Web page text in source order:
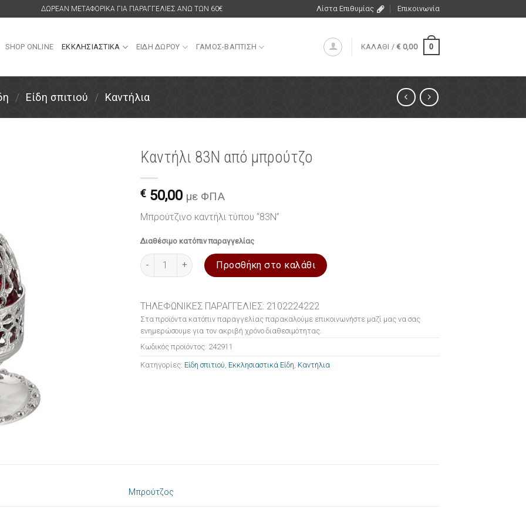
ΔΩΡΕΑΝ ΜΕΤΑΦΟΡΙΚΑ ΓΙΑ ΠΑΡΑΓΓΕΛΙΕΣ ΑΝΩ ΤΩΝ 60€ Λίστα Επιθυμίας Επικοινωνία
SHOP ONLINE ΕΚΚΛΗΣΙΑΣΤΙΚΑ ΕΙΔΗ ΔΩΡΟΥ ΓΑΜΟΣ-ΒΑΠΤΙΣΗ ΚΑΛΑΘΙ /€ 0,00 0
/ Είδη σπιτιού / Καντήλια
Καντήλι 83N από μπρούτζο
€ 50,00 με ΦΠΑ
Μπρούτζινο καντήλι τύπου “83N”
Διαθέσιμο κατόπιν παραγγελίας
Καντήλι 83N από μπρούτζο ποσότητα
Προσθήκη στο καλάθι
ΤΗΛΕΦΩΝΙΚΕΣ ΠΑΡΑΓΓΕΛΙΕΣ: 2102224222
Στα προϊόντα κατόπιν παραγγελίας παρακαλούμε επικοινωνήστε μαζί μας να σας
ενημερώσουμε για τον ακριβή χρόνο διαθεσιμότητας.
Κωδικός προϊόντος: 242911
Κατηγορίες: Είδη σπιτιού Εκκλησιαστικά Είδη Καντήλια
Μπρούτζος